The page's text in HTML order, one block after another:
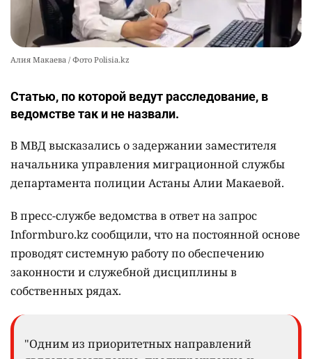
Алия Макаева / Фото Polisia.kz
Статью, по которой ведут расследование, в
ведомстве так и не назвали.
В МВД высказались о задержании заместителя
начальника управления миграционной службы
департамента полиции Астаны Алии Макаевой.
В пресс-службе ведомства в ответ на запрос
Informburo.kz сообщили, что на постоянной основе
проводят системную работу по обеспечению
законности и служебной дисциплины в
собственных рядах.
"Одним из приоритетных направлений